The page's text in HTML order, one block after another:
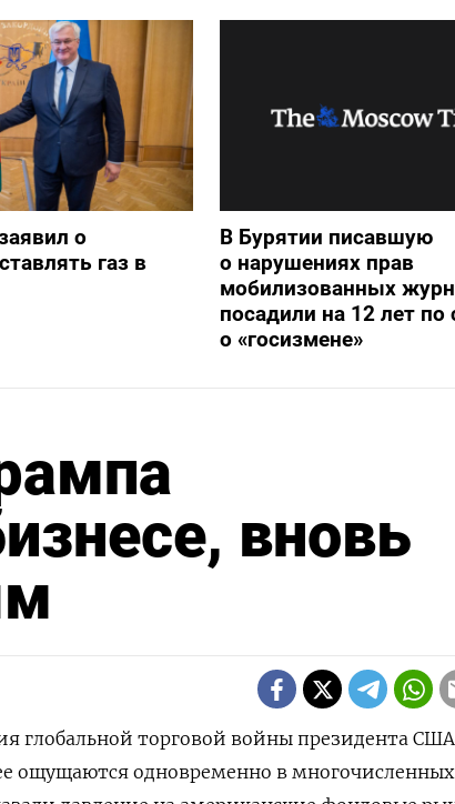
о
газ в
В Бурятии писавшую
о нарушениях прав
мобилизованных
посадили на 12 лет по
о «госизмене»
вновь
глобальной торговой войны президента США
ощущаются одновременно в многочисленных